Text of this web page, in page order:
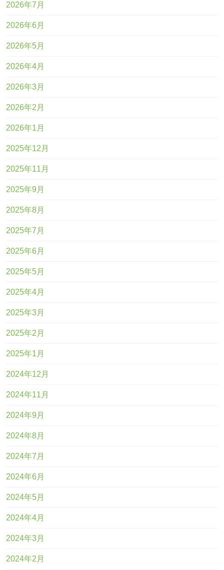
2026年7月
2026年6月
2026年5月
2026年4月
2026年3月
2026年2月
2026年1月
2025年12月
2025年11月
2025年9月
2025年8月
2025年7月
2025年6月
2025年5月
2025年4月
2025年3月
2025年2月
2025年1月
2024年12月
2024年11月
2024年9月
2024年8月
2024年7月
2024年6月
2024年5月
2024年4月
2024年3月
2024年2月